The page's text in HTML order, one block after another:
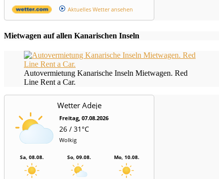
Aktuelles Wetter ansehen
Mietwagen auf allen Kanarischen Inseln
Autovermietung Kanarische Inseln Mietwagen. Red
Line Rent a Car.
Wetter Adeje
Freitag, 07.08.2026
26 / 31°C
Wolkig
Sa, 08.08. So, 09.08. Mo, 10.08.